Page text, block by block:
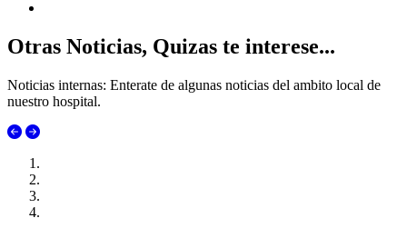
Otras Noticias, Quizas te interese...
Noticias internas: Enterate de algunas noticias del ambito local de
nuestro hospital.